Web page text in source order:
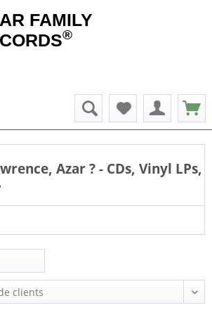
FAMILY
®
Azar? - CDs, Vinyl LPs,